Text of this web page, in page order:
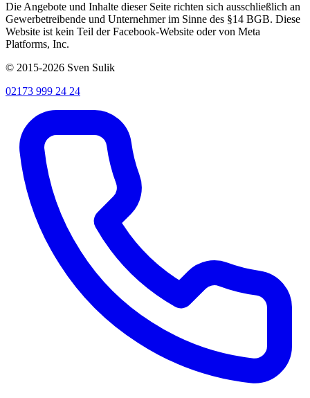
Die Angebote und Inhalte dieser Seite richten sich ausschließlich an
Gewerbetreibende und Unternehmer im Sinne des §14 BGB. Diese
Website ist kein Teil der Facebook-Website oder von Meta
Platforms, Inc.
© 2015-2026 Sven Sulik
02173 999 24 24